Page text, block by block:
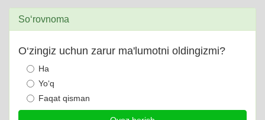
So‘rovnoma
O‘zingiz uchun zarur ma'lumotni oldingizmi?
Ha
Yo‘q
Faqat qisman